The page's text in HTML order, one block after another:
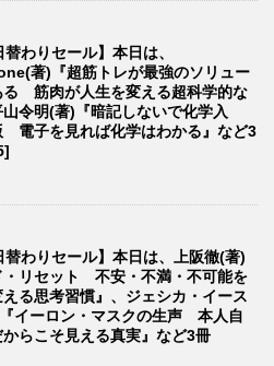
替わりセール】本日は、
著)『超筋トレが最強のソリュー
る 筋肉が人生を変える超科学的な
令明(著)『暗記しないで化学入
子を見れば化学はわかる』など3
替わりセール】本日は、上阪徹(著)
・リセット 不安・不満・不可能を
る思考習慣』、ジェシカ・イース
『イーロン・マスクの生声 本人自
からこそ見える真実』など3冊